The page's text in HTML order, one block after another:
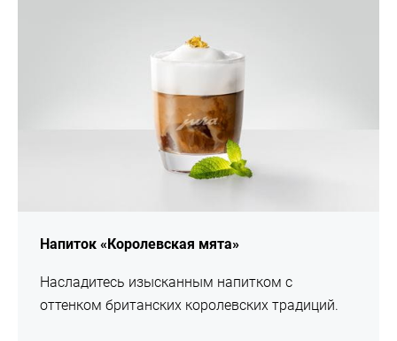
Напиток «Королевская мята»
Насладитесь изысканным напитком с
оттенком британских королевских традиций.